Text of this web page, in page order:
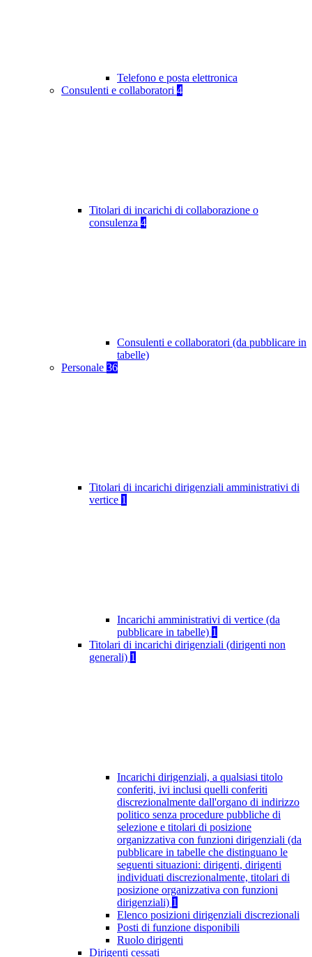
Telefono e posta elettronica
Consulenti e collaboratori 4
Titolari di incarichi di collaborazione o
consulenza 4
Consulenti e collaboratori (da pubblicare in
tabelle)
Personale 36
Titolari di incarichi dirigenziali amministrativi di
vertice 1
Incarichi amministrativi di vertice (da
pubblicare in tabelle) 1
Titolari di incarichi dirigenziali (dirigenti non
generali) 1
Incarichi dirigenziali, a qualsiasi titolo
conferiti, ivi inclusi quelli conferiti
discrezionalmente dall'organo di indirizzo
politico senza procedure pubbliche di
selezione e titolari di posizione
organizzativa con funzioni dirigenziali (da
pubblicare in tabelle che distinguano le
seguenti situazioni: dirigenti, dirigenti
individuati discrezionalmente, titolari di
posizione organizzativa con funzioni
dirigenziali) 1
Elenco posizioni dirigenziali discrezionali
Posti di funzione disponibili
Ruolo dirigenti
Dirigenti cessati